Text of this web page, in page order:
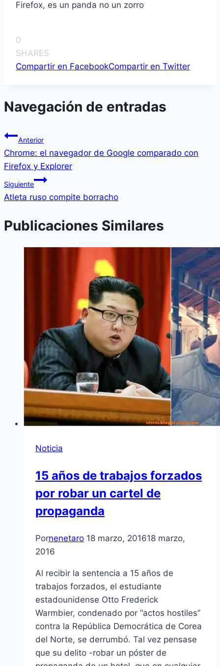
Firefox, es un panda no un zorro
0
SHARES
Compartir en FacebookCompartir en Twitter
Navegación de entradas
Anterior
Chrome: el navegador de Google comparado con
Firefox y Explorer
Siguiente
Atleta ruso compite borracho
Publicaciones Similares
Noticia
15 años de trabajos forzados
por robar un cartel de
propaganda
Pornenetaro 18 marzo, 201618 marzo,
2016
Al recibir la sentencia a 15 años de
trabajos forzados, el estudiante
estadounidense Otto Frederick
Warmbier, condenado por “actos hostiles”
contra la República Democrática de Corea
del Norte, se derrumbó. Tal vez pensase
que su delito -robar un póster de